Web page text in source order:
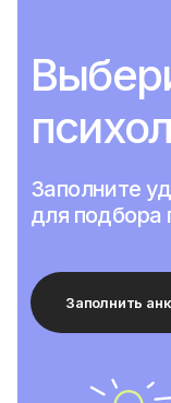
Заполните
для подбора
Заполнить